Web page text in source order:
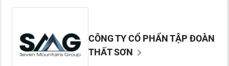
CÔNG TY CỔ PHẨN TẬP ĐOÀN
THẤT SƠN